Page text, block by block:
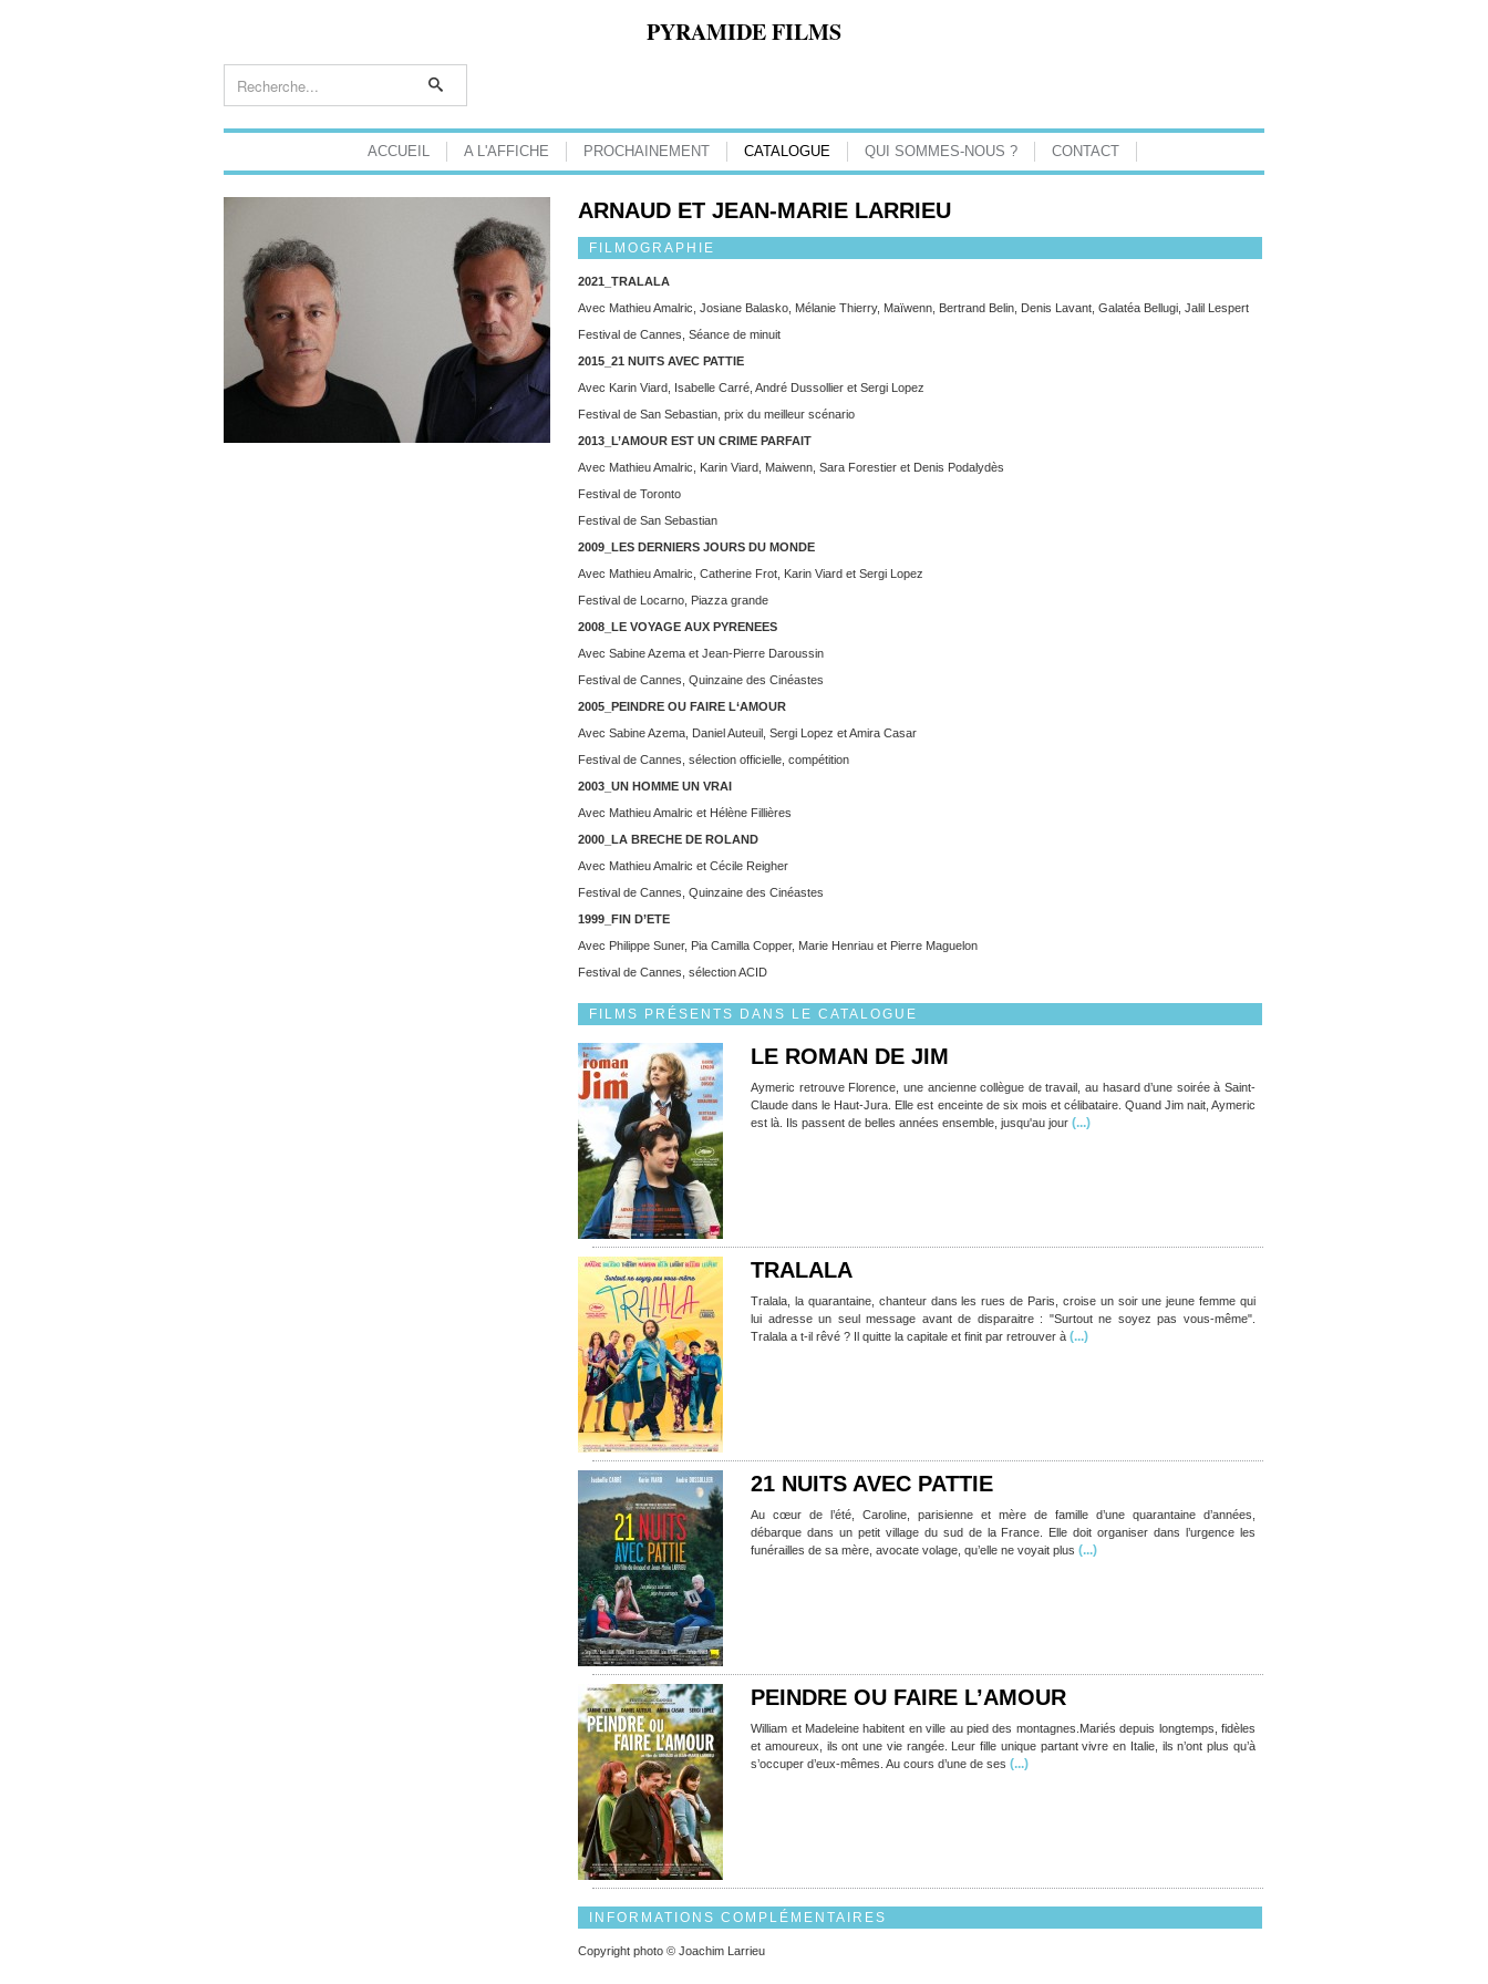
PYRAMIDE FILMS
ACCUEIL A L'AFFICHE PROCHAINEMENT CATALOGUE QUI SOMMES-NOUS ? CONTACT
ARNAUD ET JEAN-MARIE LARRIEU
FILMOGRAPHIE
2021_TRALALA
Avec Mathieu Amalric, Josiane Balasko, Mélanie Thierry, Maïwenn, Bertrand Belin, Denis Lavant, Galatéa Bellugi, Jalil Lespert
Festival de Cannes, Séance de minuit
2015_21 NUITS AVEC PATTIE
Avec Karin Viard, Isabelle Carré, André Dussollier et Sergi Lopez
Festival de San Sebastian, prix du meilleur scénario
2013_L’AMOUR EST UN CRIME PARFAIT
Avec Mathieu Amalric, Karin Viard, Maiwenn, Sara Forestier et Denis Podalydès
Festival de Toronto
Festival de San Sebastian
2009_LES DERNIERS JOURS DU MONDE
Avec Mathieu Amalric, Catherine Frot, Karin Viard et Sergi Lopez
Festival de Locarno, Piazza grande
2008_LE VOYAGE AUX PYRENEES
Avec Sabine Azema et Jean-Pierre Daroussin
Festival de Cannes, Quinzaine des Cinéastes
2005_PEINDRE OU FAIRE L‘AMOUR
Avec Sabine Azema, Daniel Auteuil, Sergi Lopez et Amira Casar
Festival de Cannes, sélection officielle, compétition
2003_UN HOMME UN VRAI
Avec Mathieu Amalric et Hélène Fillières
2000_LA BRECHE DE ROLAND
Avec Mathieu Amalric et Cécile Reigher
Festival de Cannes, Quinzaine des Cinéastes
1999_FIN D’ETE
Avec Philippe Suner, Pia Camilla Copper, Marie Henriau et Pierre Maguelon
Festival de Cannes, sélection ACID
FILMS PRÉSENTS DANS LE CATALOGUE
LE ROMAN DE JIM
Aymeric retrouve Florence, une ancienne collègue de travail, au hasard d’une soirée à Saint-
Claude dans le Haut-Jura. Elle est enceinte de six mois et célibataire. Quand Jim nait, Aymeric
est là. Ils passent de belles années ensemble, jusqu'au jour (...)
TRALALA
Tralala, la quarantaine, chanteur dans les rues de Paris, croise un soir une jeune femme qui
lui adresse un seul message avant de disparaitre : "Surtout ne soyez pas vous-même".
Tralala a t-il rêvé ? Il quitte la capitale et finit par retrouver à (...)
21 NUITS AVEC PATTIE
Au cœur de l’été, Caroline, parisienne et mère de famille d’une quarantaine d’années,
débarque dans un petit village du sud de la France. Elle doit organiser dans l’urgence les
funérailles de sa mère, avocate volage, qu’elle ne voyait plus (...)
PEINDRE OU FAIRE L’AMOUR
William et Madeleine habitent en ville au pied des montagnes.Mariés depuis longtemps, fidèles
et amoureux, ils ont une vie rangée. Leur fille unique partant vivre en Italie, ils n’ont plus qu’à
s’occuper d’eux-mêmes. Au cours d’une de ses (...)
INFORMATIONS COMPLÉMENTAIRES
Copyright photo © Joachim Larrieu